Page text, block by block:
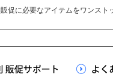
促に必要なアイテムをワンスト